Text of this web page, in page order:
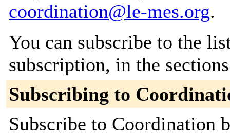
coordination@le-mes.org.
You can subscribe to the
subscription, in the
Subscribing to
Subscribe to